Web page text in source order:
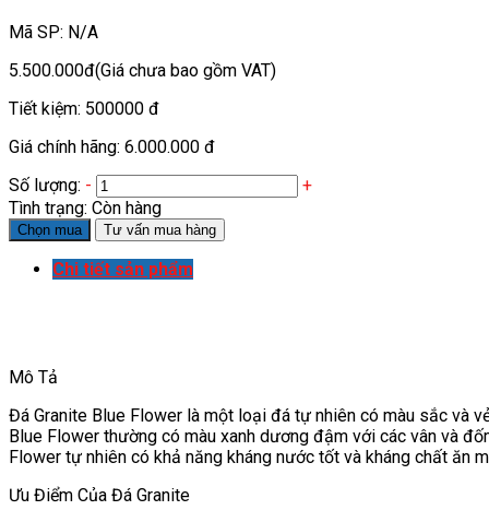
Mã SP: N/A
5.500.000đ(Giá chưa bao gồm VAT)
Tiết kiệm: 500000 đ
Giá chính hãng: 6.000.000 đ
Số lượng: -
+
Tình trạng: Còn hàng
Chọn mua Tư vấn mua hàng
Chi tiết sản phẩm
Mô Tả
Đá Granite Blue Flower là một loại đá tự nhiên có màu sắc và
Blue Flower thường có màu xanh dương đậm với các vân và
Flower tự nhiên có khả năng kháng nước tốt và kháng chất ăn
Ưu Điểm Của Đá Granite